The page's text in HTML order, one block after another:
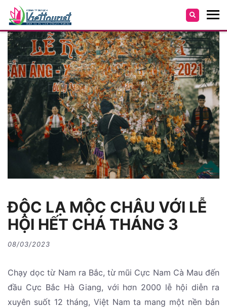
ĐỘC LẠ MỘC CHÂU VỚI LỄ
HỘI HẾT CHÁ THÁNG 3
08/03/2023
Chạy dọc từ Nam ra Bắc, từ mũi Cực Nam Cà Mau đến
đầu Cực Bắc Hà Giang, với hơn 2000 lễ hội diễn ra
xuyên suốt 12 tháng, Việt Nam ta mang một nền bản